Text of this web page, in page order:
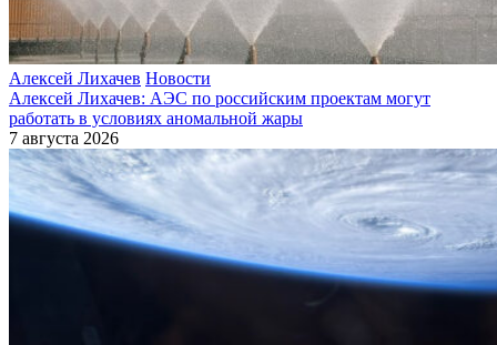
Алексей Лихачев Новости
Алексей Лихачев: АЭС по российским проектам могут
работать в условиях аномальной жары
7 августа 2026